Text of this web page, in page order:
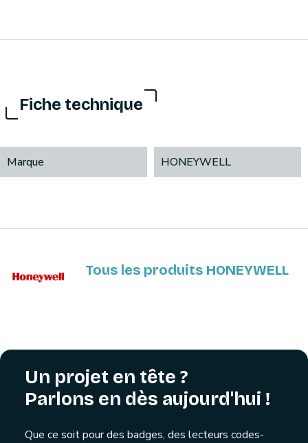
Fiche technique
Marque HONEYWELL
Tous les produits HONEYWELL
Un projet en tête ?
Parlons en dès aujourd'hui !
Que ce soit pour des badges, des lecteurs codes-